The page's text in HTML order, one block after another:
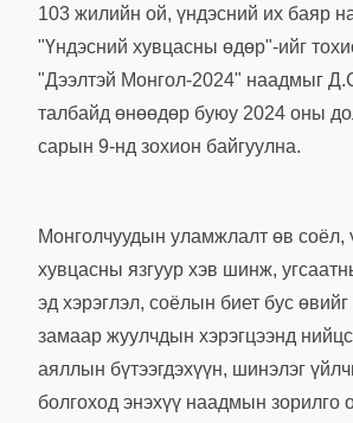
103 жилийн ой, үндэсний их баяр
"Үндэсний хувцасны өдөр"-ийг
"Дээлтэй Монгол-2024" наадмыг
талбайд өнөөдөр буюу 2024 оны
сарын 9-нд зохион байгуулна.
Монголчуудын уламжлалт өв соёл,
хувцасны язгуур хэв шинж,
эд хэрэглэл, соёлын биет бус
замаар жуулчдын хэрэгцээнд
аяллын бүтээгдэхүүн, шинэлэг
болгоход энэхүү наадмын зорилго